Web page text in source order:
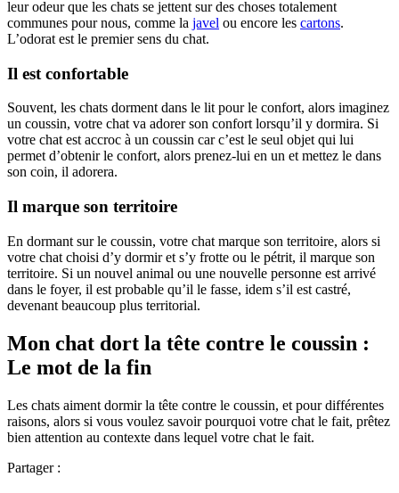
leur odeur que les chats se jettent sur des choses totalement
communes pour nous, comme la javel ou encore les cartons.
L’odorat est le premier sens du chat.
Il est confortable
Souvent, les chats dorment dans le lit pour le confort, alors imaginez
un coussin, votre chat va adorer son confort lorsqu’il y dormira. Si
votre chat est accroc à un coussin car c’est le seul objet qui lui
permet d’obtenir le confort, alors prenez-lui en un et mettez le dans
son coin, il adorera.
Il marque son territoire
En dormant sur le coussin, votre chat marque son territoire, alors si
votre chat choisi d’y dormir et s’y frotte ou le pétrit, il marque son
territoire. Si un nouvel animal ou une nouvelle personne est arrivé
dans le foyer, il est probable qu’il le fasse, idem s’il est castré,
devenant beaucoup plus territorial.
Mon chat dort la tête contre le coussin :
Le mot de la fin
Les chats aiment dormir la tête contre le coussin, et pour différentes
raisons, alors si vous voulez savoir pourquoi votre chat le fait, prêtez
bien attention au contexte dans lequel votre chat le fait.
Partager :